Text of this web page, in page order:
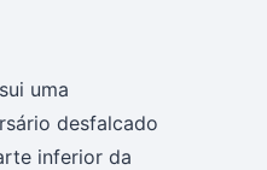
uma
desfalcado
inferior da